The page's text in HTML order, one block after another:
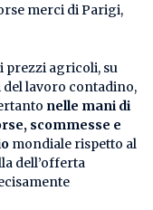
merci di Parigi,
prezzi agricoli, su
lavoro contadino,
nelle mani di
scommesse e
mondiale rispetto al
dell’offerta